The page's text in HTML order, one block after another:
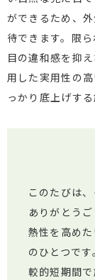
ができるため、
待できます。限
目の違和感を抑
用した実用性の
っかり底上げす
このたびは
ありがとう
熱性を高め
のひとつで
較的短期間